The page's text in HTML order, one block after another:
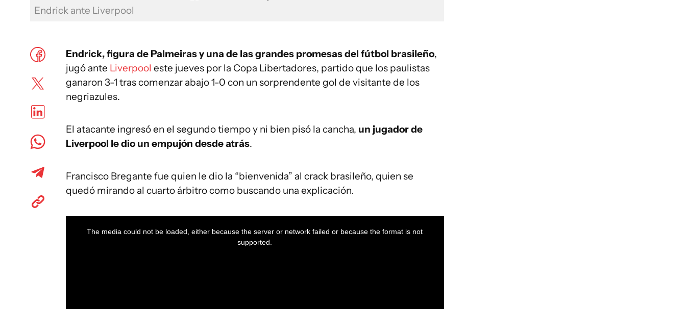
Endrick ante Liverpool
Endrick, figura de Palmeiras y una de las grandes promesas del fútbol brasileño,
jugó ante Liverpool este jueves por la Copa Libertadores, partido que los paulistas
ganaron 3-1 tras comenzar abajo 1-0 con un sorprendente gol de visitante de los
negriazules.
El atacante ingresó en el segundo tiempo y ni bien pisó la cancha, un jugador de
Liverpool le dio un empujón desde atrás.
Francisco Bregante fue quien le dio la “bienvenida” al crack brasileño, quien se
quedó mirando al cuarto árbitro como buscando una explicación.
The media could not be loaded, either because the server or network failed or because the format is not
supported.